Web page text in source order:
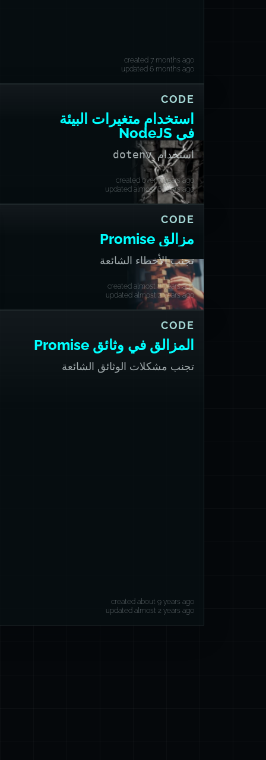
created 7 months ago
updated 6 months ago
CODE
استخدام متغيرات البيئة
في NodeJS
استخدامdotenv
created over 7 years ago
updated almost 6 years ago
CODE
مزالق Promise
تجنب الأخطاء الشائعة
created almost 8 years ago
updated almost 2 years ago
CODE
المزالق في وثائق Promise
تجنب مشكلات الوثائق الشائعة
created about 9 years ago
updated almost 2 years ago